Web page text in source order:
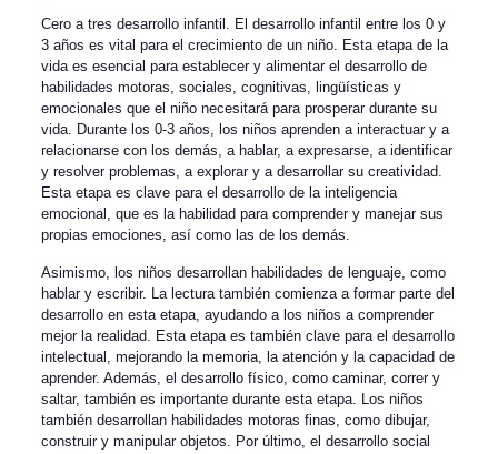
Cero a tres desarrollo infantil. El desarrollo infantil entre los 0 y
3 años es vital para el crecimiento de un niño. Esta etapa de la
vida es esencial para establecer y alimentar el desarrollo de
habilidades motoras, sociales, cognitivas, lingüísticas y
emocionales que el niño necesitará para prosperar durante su
vida. Durante los 0-3 años, los niños aprenden a interactuar y a
relacionarse con los demás, a hablar, a expresarse, a identificar
y resolver problemas, a explorar y a desarrollar su creatividad.
Esta etapa es clave para el desarrollo de la inteligencia
emocional, que es la habilidad para comprender y manejar sus
propias emociones, así como las de los demás.
Asimismo, los niños desarrollan habilidades de lenguaje, como
hablar y escribir. La lectura también comienza a formar parte del
desarrollo en esta etapa, ayudando a los niños a comprender
mejor la realidad. Esta etapa es también clave para el desarrollo
intelectual, mejorando la memoria, la atención y la capacidad de
aprender. Además, el desarrollo físico, como caminar, correr y
saltar, también es importante durante esta etapa. Los niños
también desarrollan habilidades motoras finas, como dibujar,
construir y manipular objetos. Por último, el desarrollo social